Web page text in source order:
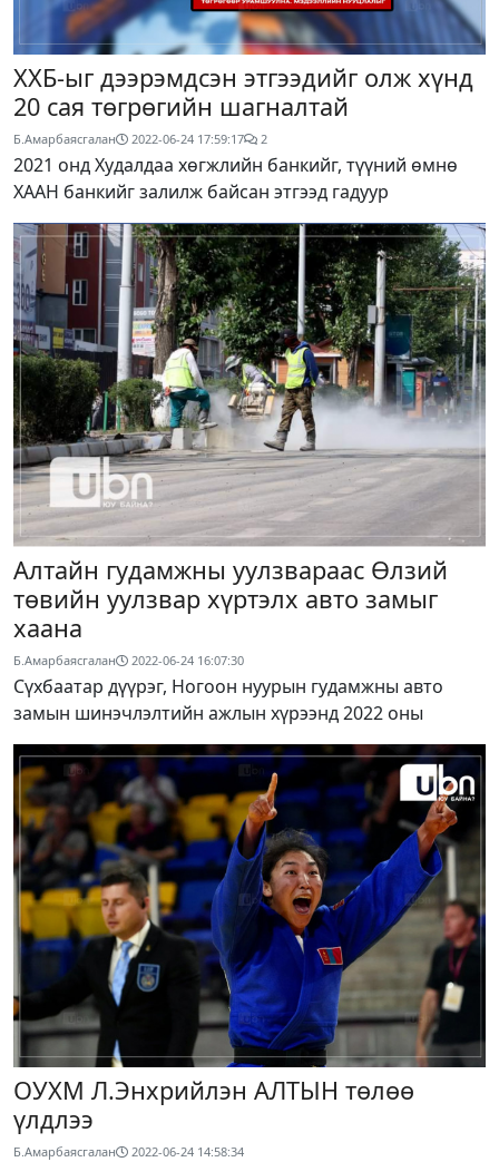
ХХБ-ыг дээрэмдсэн этгээдийг олж хүнд
20 сая төгрөгийн шагналтай
Б.Амарбаясгалан 2022-06-24 17:59:17 2
2021 онд Худалдаа хөгжлийн банкийг, түүний өмнө
ХААН банкийг залилж байсан этгээд гадуур
Алтайн гудамжны уулзвараас Өлзий
төвийн уулзвар хүртэлх авто замыг
хаана
Б.Амарбаясгалан 2022-06-24 16:07:30
Сүхбаатар дүүрэг, Ногоон нуурын гудамжны авто
замын шинэчлэлтийн ажлын хүрээнд 2022 оны
ОУХМ Л.Энхрийлэн АЛТЫН төлөө
үлдлээ
Б.Амарбаясгалан 2022-06-24 14:58:34